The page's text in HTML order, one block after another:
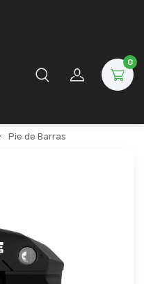
0
Pie de Barras